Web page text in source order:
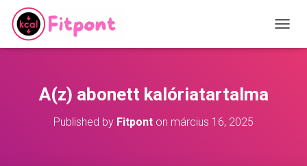
O
A(z) abonett kalóriatartalma
Published by Fitpont on március 16, 2025